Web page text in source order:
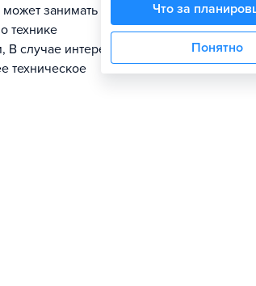
занимать
технике
случае интереса к
техническое
Что за
Понятно